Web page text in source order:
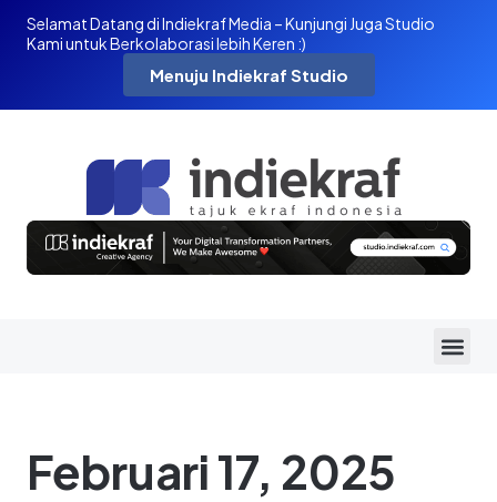
Selamat Datang di Indiekraf Media – Kunjungi Juga Studio
Kami untuk Berkolaborasi lebih Keren :)
Menuju Indiekraf Studio
Februari 17, 2025